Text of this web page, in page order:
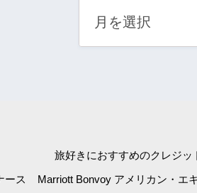
旅好きにおすすめのクレジッ
ース Marriott Bonvoy アメリカン・エ